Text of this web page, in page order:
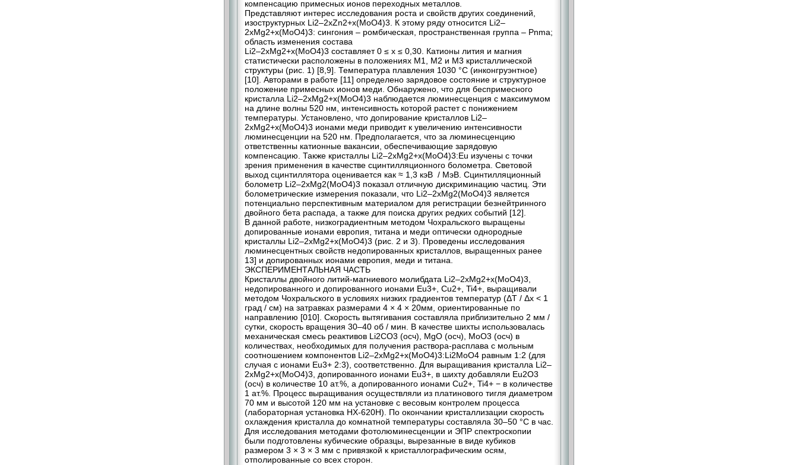
компенсацию примесных ионов переходных металлов.
Представляют интерес исследования роста и свойств других соединений,
изоструктурных Li2–2xZn2+x(MoO4)3. К этому ряду относится Li2–
2xMg2+x(MoO4)3: сингония – ​ромбическая, пространственная группа – ​Pnma;
область изменения состава
Li2–2xMg2+x(MoO4)3 составляет 0 ≤ x ≤ 0,30. Катионы лития и магния
статистически расположены в положениях М1, М2 и М3 кристаллической
структуры (рис. 1) [8,9]. Температура плавления 1030 °C (инконгруэнтное)
[10]. Авторами в работе [11] определено зарядовое состояние и структурное
положение примесных ионов меди. Обнаружено, что для беспримесного
кристалла Li2–2xMg2+x(MoO4)3 наблюдается люминесценция с максимумом
на длине волны 520 нм, интенсивность которой растет с понижением
температуры. Установлено, что допирование кристаллов Li2–
2xMg2+x(MoO4)3 ионами меди приводит к увеличению интенсивности
люминесценции на 520 нм. Предполагается, что за люминесценцию
ответственны катионные вакансии, обеспечивающие зарядовую
компенсацию. Также кристаллы Li2–2xMg2+x(MoO4)3:Eu изучены с точки
зрения применения в качестве сцинтилляционного болометра. Световой
выход сцинтиллятора оценивается как ≈ 1,3 кэВ / МэВ. Сцинтилляционный
болометр Li2–2xMg2(MoO4)3 показал отличную дискриминацию частиц. Эти
болометрические измерения показали, что Li2–2xMg2(MoO4)3 является
потенциально перспективным материалом для регистрации безнейтринного
двойного бета распада, а также для поиска других редких событий [12].
В данной работе, низкоградиентным методом Чохральского выращены
допированные ионами европия, титана и меди оптически однородные
кристаллы Li2–2xMg2+x(MoO4)3 (рис. 2 и 3). Проведены исследования
люминесцентных свойств недопированных кристаллов, выращенных ранее
13] и допированных ионами европия, меди и титана.
ЭКСПЕРИМЕНТАЛЬНАЯ ЧАСТЬ
Кристаллы двойного литий-магниевого молибдата Li2–2xMg2+x(MoO4)3,
недопированного и допированного ионами Eu3+, Cu2+, Ti4+, выращивали
методом Чохральского в условиях низких градиентов температур (ΔT / Δх < 1
град / см) на затравках размерами 4 × 4 × 20мм, ориентированные по
направлению [010]. Скорость вытягивания составляла приблизительно 2 мм /
сутки, скорость вращения 30–40 об / мин. В качестве шихты использовалась
механическая смесь реактивов Li2CO3 (осч), MgO (осч), MoO3 (осч) в
количествах, необходимых для получения раствора-расплава с мольным
соотношением компонентов Li2–2xMg2+x(MoO4)3:Li2MoO4 равным 1:2 (для
случая с ионами Eu3+ 2:3), соответственно. Для выращивания кристалла Li2–
2xMg2+x(MoO4)3, допированного ионами Eu3+, в шихту добавляли Eu2O3
(осч) в количестве 10 ат.%, а допированного ионами Cu2+, Ti4+ − в количестве
1 ат.%. Процесс выращивания осуществляли из платинового тигля диаметром
70 мм и высотой 120 мм на установке с весовым контролем процесса
(лабораторная установка НХ‑620Н). По окончании кристаллизации скорость
охлаждения кристалла до комнатной температуры составляла 30–50 °C в час.
Для исследования методами фотолюминесценции и ЭПР спектроскопии
были подготовлены кубические образцы, вырезанные в виде кубиков
размером 3 × 3 × 3 мм с привязкой к кристаллографическим осям,
отполированные со всех сторон.